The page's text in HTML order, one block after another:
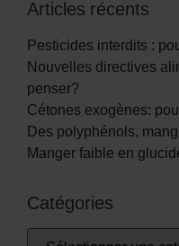
Articles récents
Pesticides interdits :
Nouvelles directives
penser?
Cétones exogènes:
Des polyphénols,
Manger faible en
Catégories